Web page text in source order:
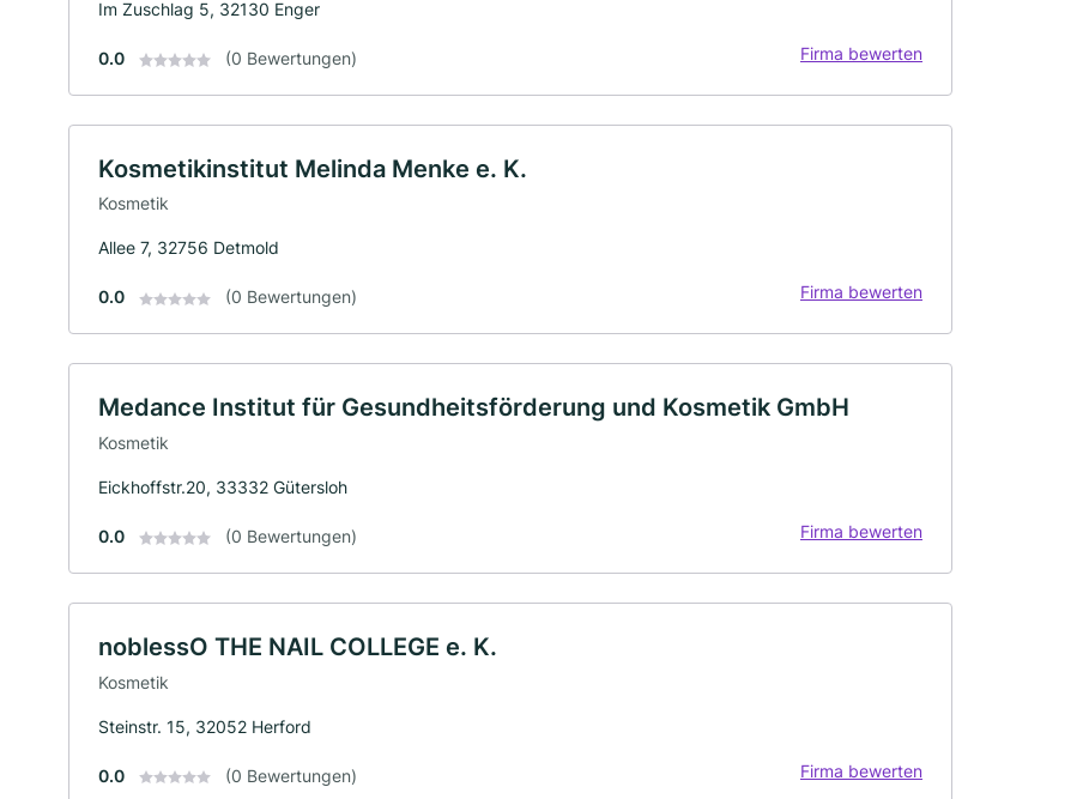
Im Zuschlag 5, 32130 Enger
0.0 (0 Bewertungen) Firma bewerten
Kosmetikinstitut Melinda Menke e. K.
Kosmetik
Allee 7, 32756 Detmold
0.0 (0 Bewertungen) Firma bewerten
Medance Institut für Gesundheitsförderung und Kosmetik GmbH
Kosmetik
Eickhoffstr.20, 33332 Gütersloh
0.0 (0 Bewertungen) Firma bewerten
noblessO THE NAIL COLLEGE e. K.
Kosmetik
Steinstr. 15, 32052 Herford
0.0 (0 Bewertungen) Firma bewerten